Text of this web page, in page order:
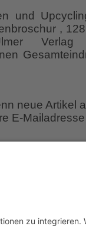
und
,
neue Artikel
E-